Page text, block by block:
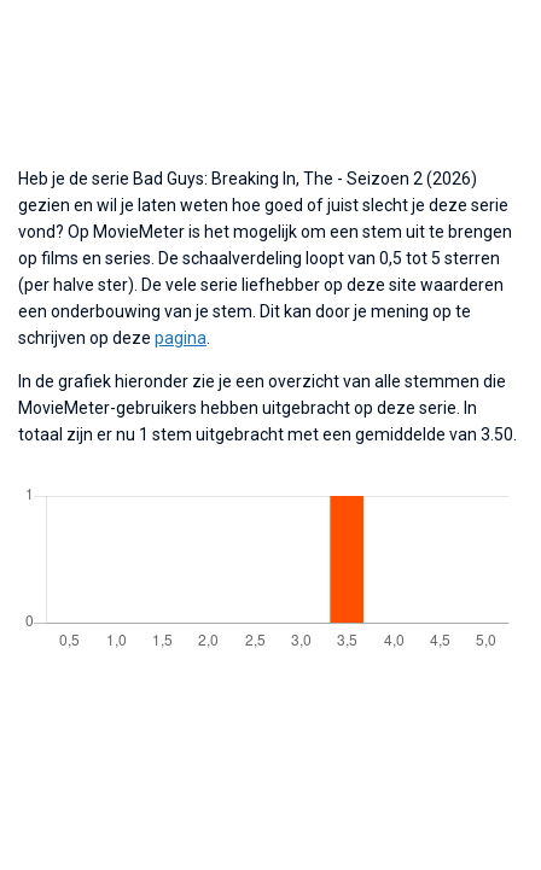
Heb je de serie Bad Guys: Breaking In, The - Seizoen 2 (2026)
gezien en wil je laten weten hoe goed of juist slecht je deze serie
vond? Op MovieMeter is het mogelijk om een stem uit te brengen
op films en series. De schaalverdeling loopt van 0,5 tot 5 sterren
(per halve ster). De vele serie liefhebber op deze site waarderen
een onderbouwing van je stem. Dit kan door je mening op te
schrijven op deze pagina
In de grafiek hieronder zie je een overzicht van alle stemmen die
MovieMeter-gebruikers hebben uitgebracht op deze serie. In
totaal zijn er nu 1 stem uitgebracht met een gemiddelde van 3.50.